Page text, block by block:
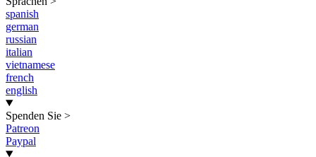
spanish
german
russian
italian
vietnamese
french
english
Spenden Sie >
Patreon
Paypal